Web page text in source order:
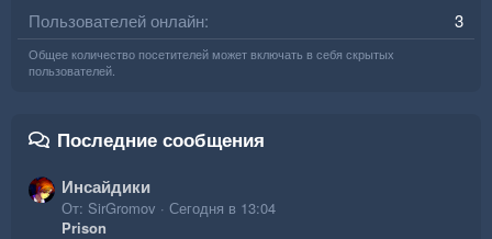
Пользователей онлайн 3
Общее количество посетителей может включать в себя скрытых
пользователей.
Последние сообщения
Инсайдики
От: SirGromov
Сегодня в 13:04
Prison